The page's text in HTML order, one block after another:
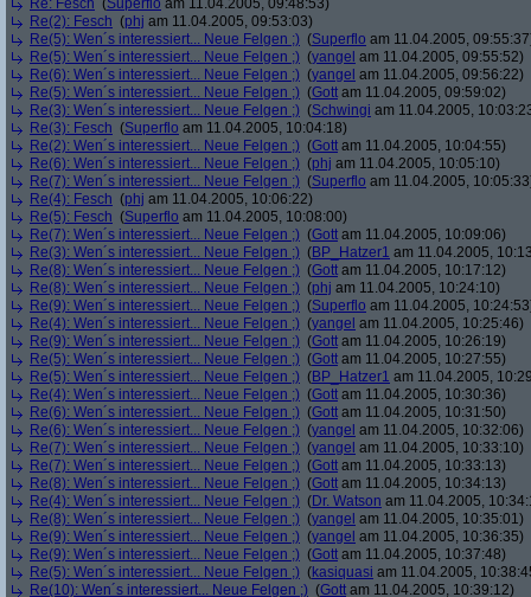
Re: Fesch (Superflo am 11.04.2005, 09:48:53)
Re(2): Fesch (phj am 11.04.2005, 09:53:03)
Re(5): Wen´s interessiert... Neue Felgen ;) (Superflo am 11.04.2005,
Re(5): Wen´s interessiert... Neue Felgen ;) (yangel am 11.04.2005, 09:55:52)
Re(6): Wen´s interessiert... Neue Felgen ;) (yangel am 11.04.2005, 09:56:22)
Re(5): Wen´s interessiert... Neue Felgen ;) (Gott am 11.04.2005, 09:59:02)
Re(3): Wen´s interessiert... Neue Felgen ;) (Schwingi am 11.04.2005,
Re(3): Fesch (Superflo am 11.04.2005, 10:04:18)
Re(2): Wen´s interessiert... Neue Felgen ;) (Gott am 11.04.2005, 10:04:55)
Re(6): Wen´s interessiert... Neue Felgen ;) (phj am 11.04.2005, 10:05:10)
Re(7): Wen´s interessiert... Neue Felgen ;) (Superflo am 11.04.2005,
Re(4): Fesch (phj am 11.04.2005, 10:06:22)
Re(5): Fesch (Superflo am 11.04.2005, 10:08:00)
Re(7): Wen´s interessiert... Neue Felgen ;) (Gott am 11.04.2005, 10:09:06)
Re(3): Wen´s interessiert... Neue Felgen ;) (BP_Hatzer1 am 11.04.2005,
Re(8): Wen´s interessiert... Neue Felgen ;) (Gott am 11.04.2005, 10:17:12)
Re(8): Wen´s interessiert... Neue Felgen ;) (phj am 11.04.2005, 10:24:10)
Re(9): Wen´s interessiert... Neue Felgen ;) (Superflo am 11.04.2005,
Re(4): Wen´s interessiert... Neue Felgen ;) (yangel am 11.04.2005, 10:25:46)
Re(9): Wen´s interessiert... Neue Felgen ;) (Gott am 11.04.2005, 10:26:19)
Re(5): Wen´s interessiert... Neue Felgen ;) (Gott am 11.04.2005, 10:27:55)
Re(5): Wen´s interessiert... Neue Felgen ;) (BP_Hatzer1 am 11.04.2005,
Re(4): Wen´s interessiert... Neue Felgen ;) (Gott am 11.04.2005, 10:30:36)
Re(6): Wen´s interessiert... Neue Felgen ;) (Gott am 11.04.2005, 10:31:50)
Re(6): Wen´s interessiert... Neue Felgen ;) (yangel am 11.04.2005, 10:32:06)
Re(7): Wen´s interessiert... Neue Felgen ;) (yangel am 11.04.2005, 10:33:10)
Re(7): Wen´s interessiert... Neue Felgen ;) (Gott am 11.04.2005, 10:33:13)
Re(8): Wen´s interessiert... Neue Felgen ;) (Gott am 11.04.2005, 10:34:13)
Re(4): Wen´s interessiert... Neue Felgen ;) (Dr. Watson am 11.04.2005,
Re(8): Wen´s interessiert... Neue Felgen ;) (yangel am 11.04.2005, 10:35:01)
Re(9): Wen´s interessiert... Neue Felgen ;) (yangel am 11.04.2005, 10:36:35)
Re(9): Wen´s interessiert... Neue Felgen ;) (Gott am 11.04.2005, 10:37:48)
Re(5): Wen´s interessiert... Neue Felgen ;) (kasiquasi am 11.04.2005,
Re(10): Wen´s interessiert... Neue Felgen ;) (Gott am 11.04.2005, 10:39:12)